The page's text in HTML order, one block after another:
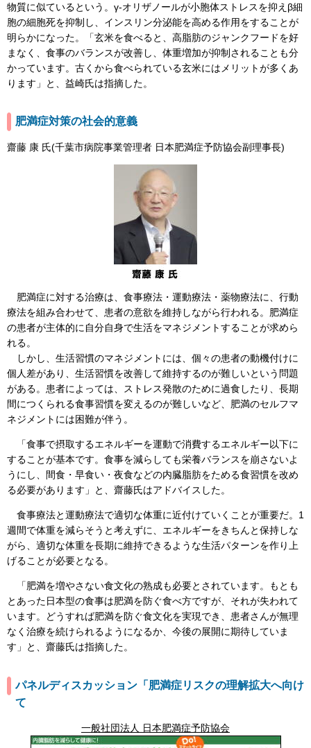
物質に似ているという。γ-オリザノールが小胞体ストレスを抑えβ細
胞の細胞死を抑制し、インスリン分泌能を高める作用をすることが
明らかになった。「玄米を食べると、高脂肪のジャンクフードを好
まなく、食事のバランスが改善し、体重増加が抑制されることも分
かっています。古くから食べられている玄米にはメリットが多くあ
ります」と、益崎氏は指摘した。
肥満症対策の社会的意義
齋藤 康 氏(千葉市病院事業管理者 日本肥満症予防協会副理事長)
肥満症に対する治療は、食事療法・運動療法・薬物療法に、行動
療法を組み合わせて、患者の意欲を維持しながら行われる。肥満症
の患者が主体的に自分自身で生活をマネジメントすることが求めら
れる。
しかし、生活習慣のマネジメントには、個々の患者の動機付けに
個人差があり、生活習慣を改善して維持するのが難しいという問題
がある。患者によっては、ストレス発散のために過食したり、長期
間につくられる食事習慣を変えるのが難しいなど、肥満のセルフマ
ネジメントには困難が伴う。
「食事で摂取するエネルギーを運動で消費するエネルギー以下に
することが基本です。食事を減らしても栄養バランスを崩さないよ
うにし、間食・早食い・夜食などの内臓脂肪をためる食習慣を改め
る必要があります」と、齋藤氏はアドバイスした。
食事療法と運動療法で適切な体重に近付けていくことが重要だ。1
週間で体重を減らそうと考えずに、エネルギーをきちんと保持しな
がら、適切な体重を長期に維持できるような生活パターンを作り上
げることが必要となる。
「肥満を増やさない食文化の熟成も必要とされています。もとも
とあった日本型の食事は肥満を防ぐ食べ方ですが、それが失われて
います。どうすれば肥満を防ぐ食文化を実現でき、患者さんが無理
なく治療を続けられるようになるか、今後の展開に期待していま
す」と、齋藤氏は指摘した。
パネルディスカッション「肥満症リスクの理解拡大へ向け
て
一般社団法人 日本肥満症予防協会